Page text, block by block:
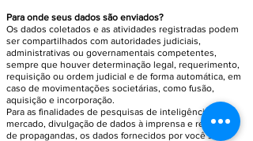
Para onde seus dados são enviados?
Os dados coletados e as atividades registradas podem
ser compartilhados com autoridades judiciais,
administrativas ou governamentais competentes,
sempre que houver determinação legal, requerimento,
requisição ou ordem judicial e de forma automática, em
caso de movimentações societárias, como fusão,
aquisição e incorporação.
Para as finalidades de pesquisas de inteligência de
mercado, divulgação de dados à imprensa e realização
de propagandas, os dados fornecidos por você serão